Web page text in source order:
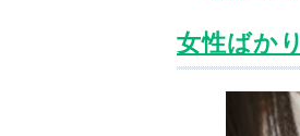
女性ばか